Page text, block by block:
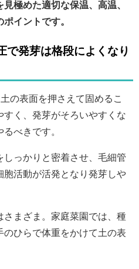
見極めた適切な保温、高温、
イントです。
で発芽は格段によくなり
の表面を押さえて固めるこ
すく、発芽がそろいやすくな
べきです。
っかりと密着させ、毛細管
活動が活発となり発芽しや
まざま。家庭菜園では、種
のひらで体重をかけて土の表